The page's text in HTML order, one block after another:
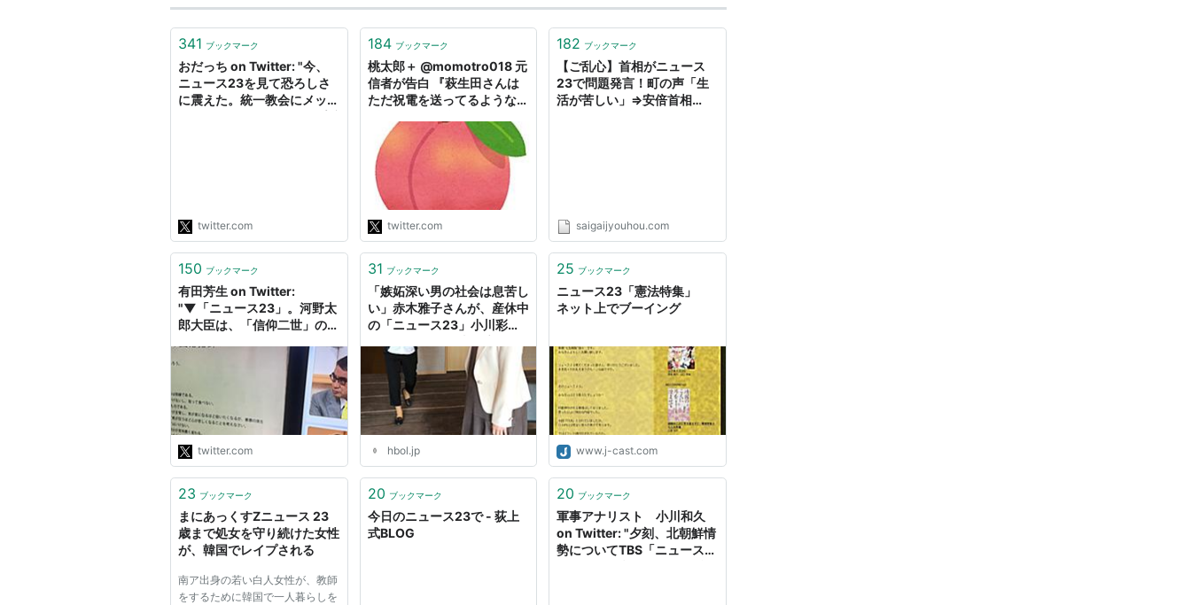
341 ブックマーク
おだっち on Twitter: "今、
ニュース23を見て恐ろしさ
に震えた。統一教会にメッセ
から巻き上げた…
https://t.co/yRvfINIX1e"
twitter.com
184 ブックマーク
桃太郎＋ @momotro018 元
信者が告白 『萩生田さんは
ただ祝電を送ってるような関
ていて「真の父母様」や「神
様の計画を達成しよう」と言
っていた。八王子教会は萩生
田さんを政界に戻すことが神
様の使命だった。「関係な
い」ってなんでそんなこと言
うんだろう‥』 #統一教会と
自民党 #ニュース23
twitter.com
182 ブックマーク
【ご乱心】首相がニュース
23で問題発言！町の声「生
活が苦しい」⇒安倍首相
saigaijyouhou.com
150 ブックマーク
有田芳生 on Twitter:
"▼「ニュース23」。河野太
郎大臣は、「信仰二世」の苦
きず、何も答えませんでし
た。予想通りですがひどいも
のです。番組もどうして真剣
に質問しないんでしょうか。
https://t.co/CcFYYu9K4n"
twitter.com
31 ブックマーク
「嫉妬深い男の社会は息苦し
い」赤木雅子さんが、産休中
の「ニュース23」小川彩佳
ケ « ハーバー・ビジネス・
オンライン
hbol.jp
25 ブックマーク
ニュース23「憲法特集」
ネット上でブーイング
www.j-cast.com
23 ブックマーク
まにあっくすZニュース 23
歳まで処女を守り続けた女性
が、韓国でレイプされる
南ア出身の若い白人女性が、教師
をするために韓国で一人暮らしを
20 ブックマーク
今日のニュース23で - 荻上
式BLOG
20 ブックマーク
軍事アナリスト 小川和久
on Twitter: "夕刻、北朝鮮情
勢についてTBS「ニュース